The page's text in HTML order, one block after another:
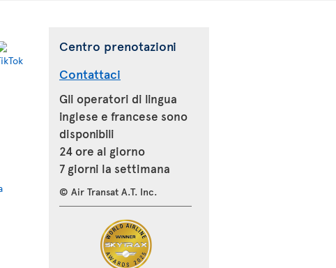
Centro prenotazioni
Contattaci
Gli operatori di lingua
inglese e francese sono
disponibili
24 ore al giorno
7 giorni la settimana
© Air Transat A.T. Inc.